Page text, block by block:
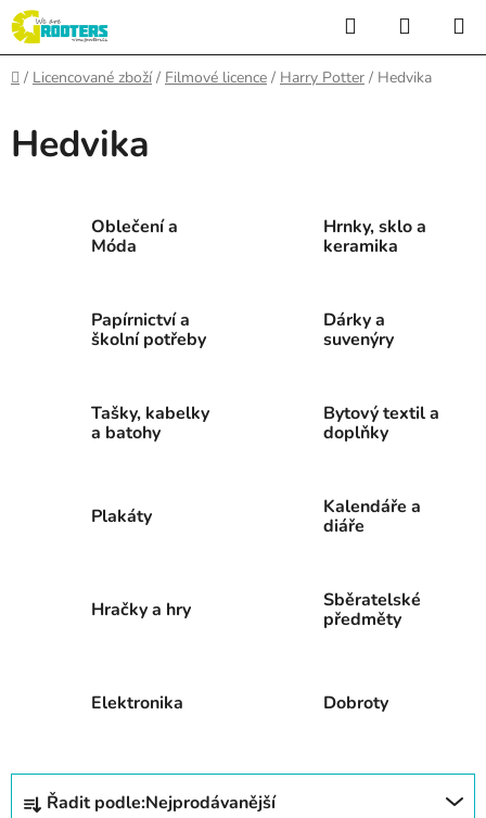
Přejít
na
obsah
Hledat
KOŠÍK
Domů
/ Licencované zboží / Filmové licence / Harry Potter / Hedvika
Hedvika
Oblečení a
Móda
Hrnky, sklo a
keramika
Papírnictví a
školní potřeby
Dárky a
suvenýry
Tašky, kabelky
a batohy
Bytový textil a
doplňky
Plakáty
Kalendáře a
diáře
Hračky a hry
Sběratelské
předměty
Elektronika Dobroty
Ř
Řadit podle:Nejprodávanější